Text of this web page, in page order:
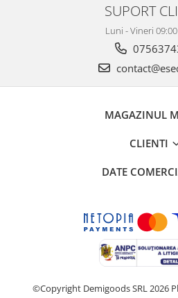
SUPORT
Luni - Vineri
MAGAZINUL
CLIENTI
DATE
©Copyright Demigoods SRL 2026